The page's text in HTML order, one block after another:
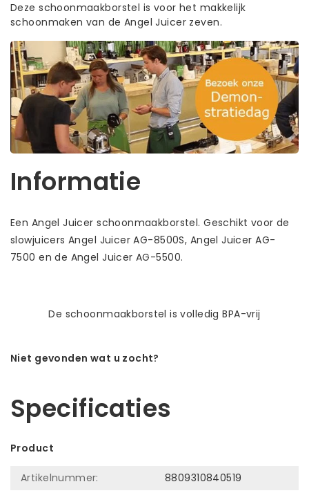
Deze schoonmaakborstel is voor het makkelijk
schoonmaken van de Angel Juicer zeven.
Informatie
Een Angel Juicer schoonmaakborstel. Geschikt voor de
slowjuicers Angel Juicer AG-8500S, Angel Juicer AG-
7500 en de Angel Juicer AG-5500.
De schoonmaakborstel is volledig BPA-vrij
Niet gevonden wat u zocht?
Specificaties
Product
Artikelnummer:
8809310840519